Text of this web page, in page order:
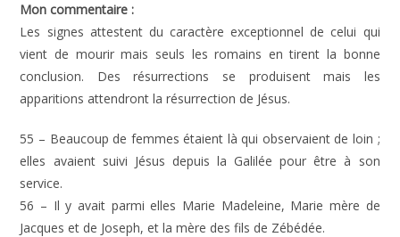
Mon commentaire :
Les signes attestent du caractère exceptionnel de celui qui
vient de mourir mais seuls les romains en tirent la bonne
conclusion. Des résurrections se produisent mais les
apparitions attendront la résurrection de Jésus.
55 – Beaucoup de femmes étaient là qui observaient de loin ;
elles avaient suivi Jésus depuis la Galilée pour être à son
service.
56 – Il y avait parmi elles Marie Madeleine, Marie mère de
Jacques et de Joseph, et la mère des fils de Zébédée.